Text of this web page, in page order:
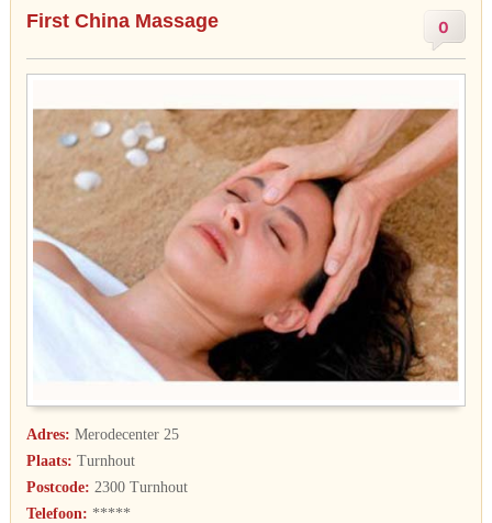
First China Massage 0
Adres: Merodecenter 25
Plaats: Turnhout
Postcode: 2300 Turnhout
Telefoon: *****